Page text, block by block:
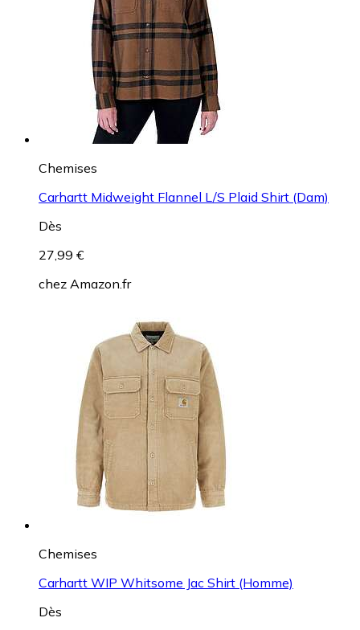
Chemises
Carhartt Midweight Flannel L/S Plaid Shirt (Dam)
Dès
27,99 €
chez Amazon.fr
Chemises
Carhartt WIP Whitsome Jac Shirt (Homme)
Dès